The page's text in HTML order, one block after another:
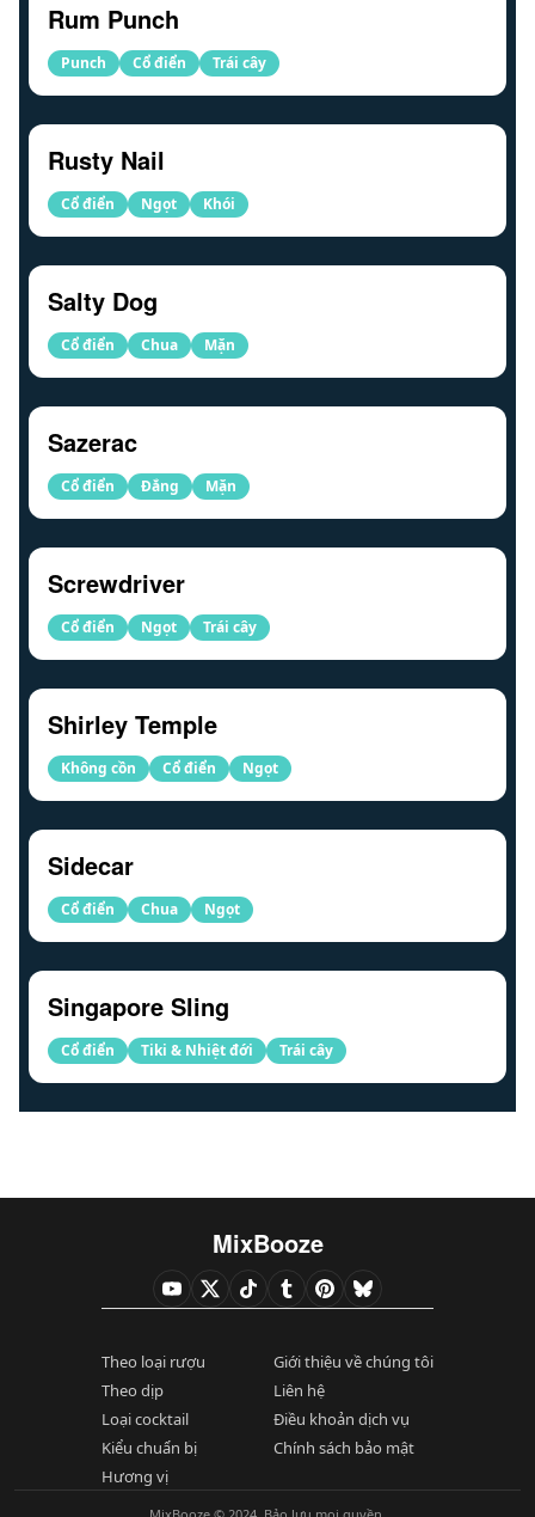
Rum Punch
Punch Cổ điển Trái cây
Rusty Nail
Cổ điển Ngọt Khói
Salty Dog
Cổ điển Chua Mặn
Sazerac
Cổ điển Đắng Mặn
Screwdriver
Cổ điển Ngọt Trái cây
Shirley Temple
Không cồn Cổ điển Ngọt
Sidecar
Cổ điển Chua Ngọt
Singapore Sling
Cổ điển Tiki & Nhiệt đới Trái cây
MixBooze
Theo loại rượu
Theo dịp
Loại cocktail
Kiểu chuẩn bị
Hương vị
Giới thiệu về chúng tôi
Liên hệ
Điều khoản dịch vụ
Chính sách bảo mật